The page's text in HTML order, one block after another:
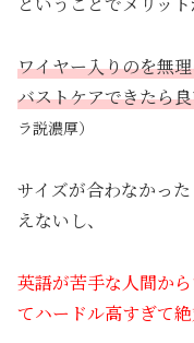
ワイヤー入りのを無
バストケアできたら
ラ説濃厚）
サイズが合わなかっ
えないし、
英語が苦手な人間か
てハードル高すぎて絶